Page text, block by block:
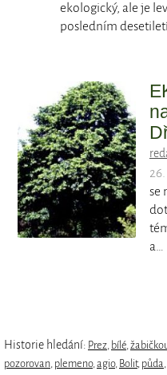
ekologický, ale je
posledním
se
a…
Historie hledání: Prez, bílé,
pozorovan, plemeno,agio, Bolit, půda,